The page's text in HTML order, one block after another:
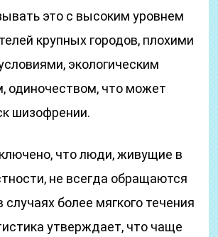
это с высоким уровнем
крупных городов, плохими
экологическим
одиночеством, что может
шизофрении.
что люди, живущие в
не всегда обращаются
более мягкого течения
утверждает, что чаще